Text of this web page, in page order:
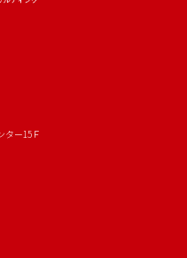
ター15Ｆ